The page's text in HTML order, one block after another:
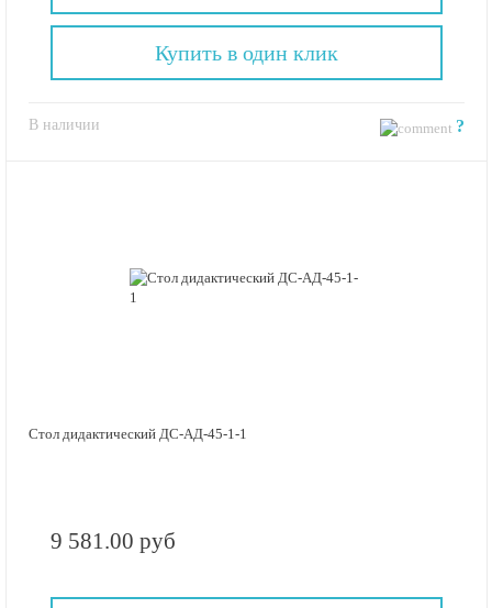
В наличии ?
Купить в один клик
Стол дидактический ДС-АД-45-1-1
9 581.00 руб